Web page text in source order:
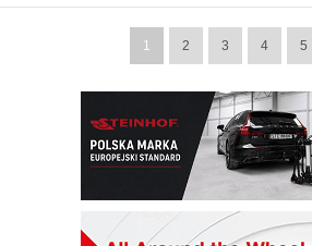
1 2 3 4 5